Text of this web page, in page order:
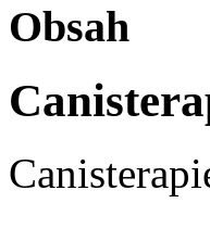
Obsah